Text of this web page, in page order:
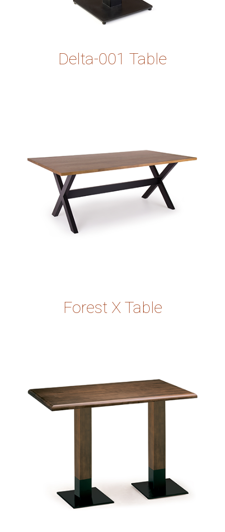
Delta-001 Table
Forest X Table